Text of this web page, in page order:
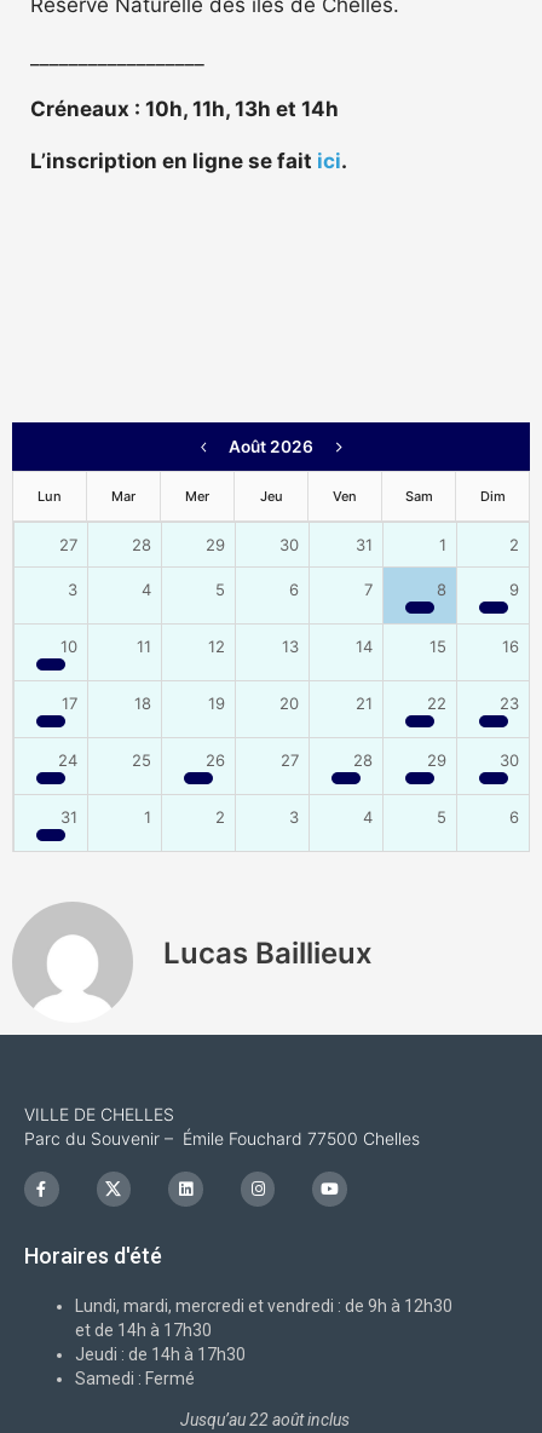
Réserve Naturelle des îles de Chelles.
Créneaux : 10h, 11h, 13h et 14h
L’inscription en ligne se fait ici.
Août 2026
Lun Mar Mer Jeu Ven Sam Dim
27 28 29 30 31 1 2
3 4 5 6 7 8 9
10 11 12 13 14 15 16
17 18 19 20 21 22 23
24 25 26 27 28 29 30
31 1 2 3 4 5 6
Lucas Baillieux
VILLE DE CHELLES
Parc du Souvenir – Émile Fouchard 77500 Chelles
F
a
c
o
I
c
o
x
L
i
n
I
n
s
m
Y
o
u
Horaires d'été
Lundi, mardi, mercredi et vendredi : de 9h à 12h30
et de 14h à 17h30
Jeudi : de 14h à 17h30
Samedi : Fermé
Jusqu’au 22 août inclus